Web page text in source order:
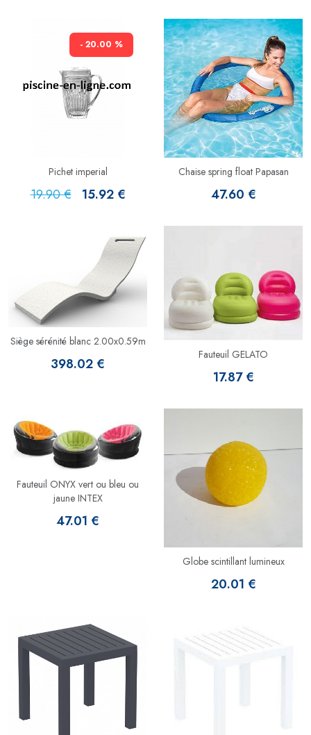
- 20.00 %
Pichet imperial
19.90 € 15.92 €
Chaise spring float Papasan
47.60 €
Siège sérénité blanc 2.00x0.59m
398.02 €
Fauteuil GELATO
17.87 €
Fauteuil ONYX vert ou bleu ou
jaune INTEX
47.01 €
Globe scintillant lumineux
20.01 €